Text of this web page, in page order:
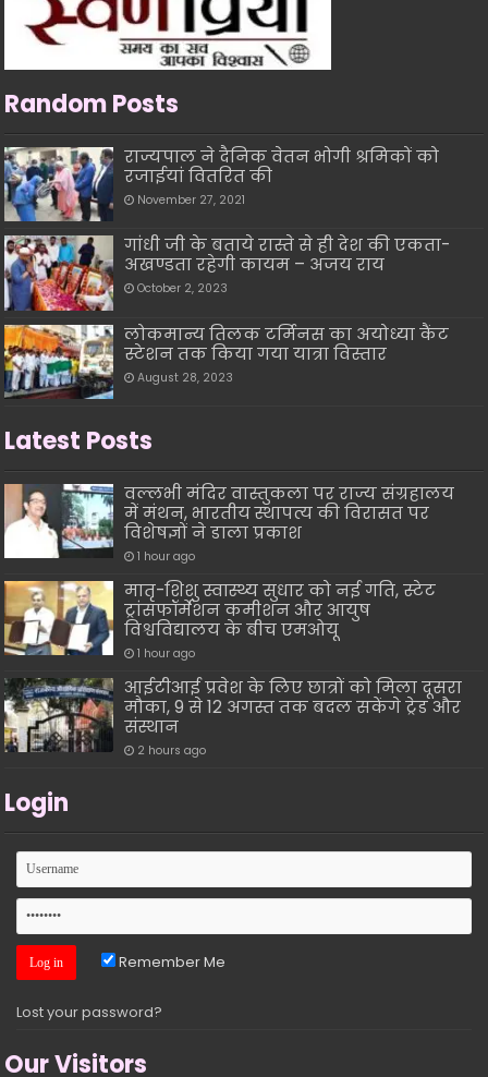
Random Posts
राज्यपाल ने दैनिक वेतन भोगी श्रमिकों को
रजाईयां वितरित की
November 27, 2021
गांधी जी के बताये रास्ते से ही देश की एकता-
अखण्डता रहेगी कायम – अजय राय
October 2, 2023
लोकमान्य तिलक टर्मिनस का अयोध्या कैंट
स्टेशन तक किया गया यात्रा विस्तार
August 28, 2023
Latest Posts
वल्लभी मंदिर वास्तुकला पर राज्य संग्रहालय
में मंथन, भारतीय स्थापत्य की विरासत पर
विशेषज्ञों ने डाला प्रकाश
1 hour ago
मातृ-शिशु स्वास्थ्य सुधार को नई गति, स्टेट
ट्रांसफॉर्मेशन कमीशन और आयुष
विश्वविद्यालय के बीच एमओयू
1 hour ago
आईटीआई प्रवेश के लिए छात्रों को मिला दूसरा
मौका, 9 से 12 अगस्त तक बदल सकेंगे ट्रेड और
संस्थान
2 hours ago
Login
Remember Me
Lost your password?
Our Visitors